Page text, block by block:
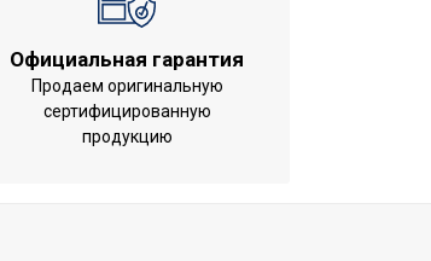
температуры
Официальная гарантия
Продаем оригинальную
сертифицированную
продукцию